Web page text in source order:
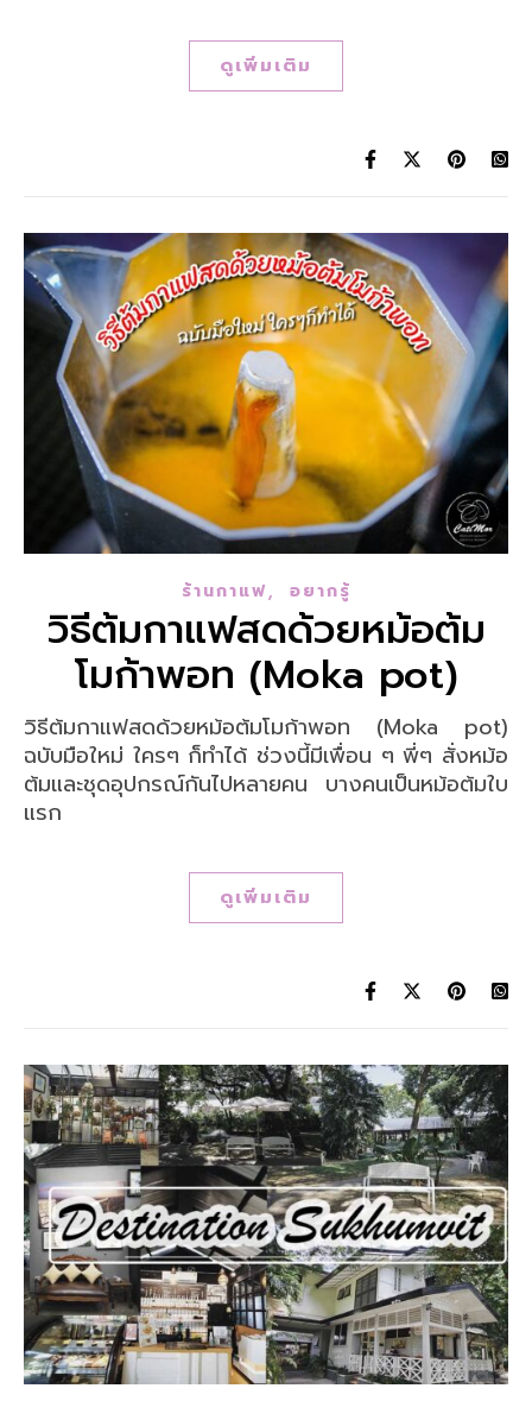
ดูเพิ่มเติม
ร้านกาแฟ, อยากรู้
วิธีต้มกาแฟสดด้วยหม้อต้ม
โมก้าพอท (Moka pot)
วิธีต้มกาแฟสดด้วยหม้อต้มโมก้าพอท (Moka pot)
ฉบับมือใหม่ ใครๆ ก็ทำได้ ช่วงนี้มีเพื่อน ๆ พี่ๆ สั่งหม้อ
ต้มและชุดอุปกรณ์กันไปหลายคน บางคนเป็นหม้อต้มใบ
แรก
ดูเพิ่มเติม